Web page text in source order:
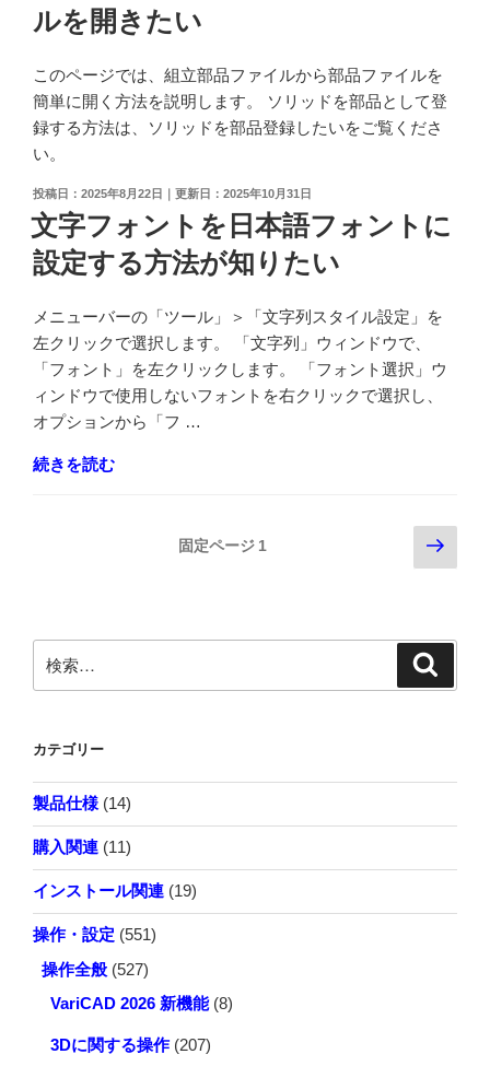
ルを開きたい
このページでは、組立部品ファイルから部品ファイルを
簡単に開く方法を説明します。 ソリッドを部品として登
録する方法は、ソリッドを部品登録したいをご覧くださ
い。
投
稿
日:
2025年8月22日 2025年10月31日
文字フォントを日本語フォントに
設定する方法が知りたい
メニューバーの「ツール」＞「文字列スタイル設定」を
左クリックで選択します。 「文字列」ウィンドウで、
「フォント」を左クリックします。 「フォント選択」ウ
ィンドウで使用しないフォントを右クリックで選択し、
オプションから「フ …
"文
日
本
ォ
ン
ト
に
設
定
す
る
方
続きを読む
ペ
ー
送
り
固定ページ 1
次
の
ジ
索:
カテゴリー
製品仕様 (14)
購入関連 (11)
インストール関連 (19)
操作・設定 (551)
操作全般 (527)
VariCAD 2026 新機能(8)
3Dに関する操作 (207)